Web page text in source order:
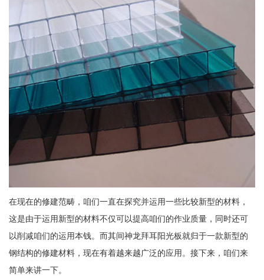
在现在的修建范畴，咱们一直在探究并运用一些比较新型的材料，
这是由于运用新型的材料不仅可以提高咱们的作业质量，同时还可
以削减咱们的运用本钱。而其间神龙拜耳阳光板就归于一款新型的
钢结构的修建材料，现在有着越来越广泛的应用。接下来，咱们来
简单来讲一下。